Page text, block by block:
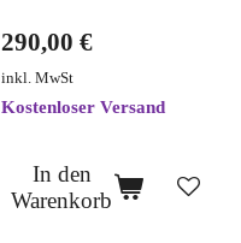
290,00 €
inkl. MwSt
Kostenloser Versand
In den
Warenkorb